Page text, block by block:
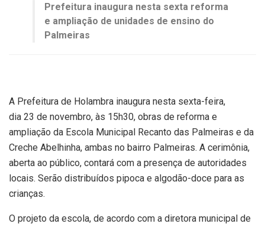
Prefeitura inaugura nesta sexta reforma
e ampliação de unidades de ensino do
Palmeiras
A Prefeitura de Holambra inaugura nesta sexta-feira,
dia 23 de novembro, às 15h30, obras de reforma e
ampliação da Escola Municipal Recanto das Palmeiras e da
Creche Abelhinha, ambas no bairro Palmeiras. A cerimônia,
aberta ao público, contará com a presença de autoridades
locais. Serão distribuídos pipoca e algodão-doce para as
crianças.
O projeto da escola, de acordo com a diretora municipal de